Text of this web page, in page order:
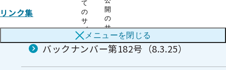
て
の
サ
ブ
メ
ニ
ー
開
の
サ
ブ
メ
ニ
リンク集
メニューを閉じる
バックナンバー第183号（8.4.24）
バックナンバー第182号（8.3.25）